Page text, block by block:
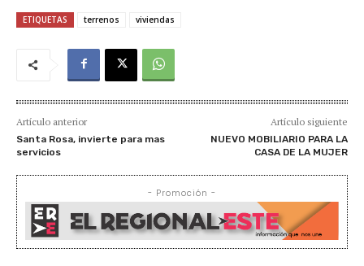
ETIQUETAS terrenos viviendas
Artículo anterior
Santa Rosa, invierte para mas
servicios
Artículo siguiente
NUEVO MOBILIARIO PARA LA
CASA DE LA MUJER
- Promoción -